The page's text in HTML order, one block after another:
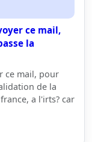
ce mail,
la
ce mail, pour
de la
a l'irts? car